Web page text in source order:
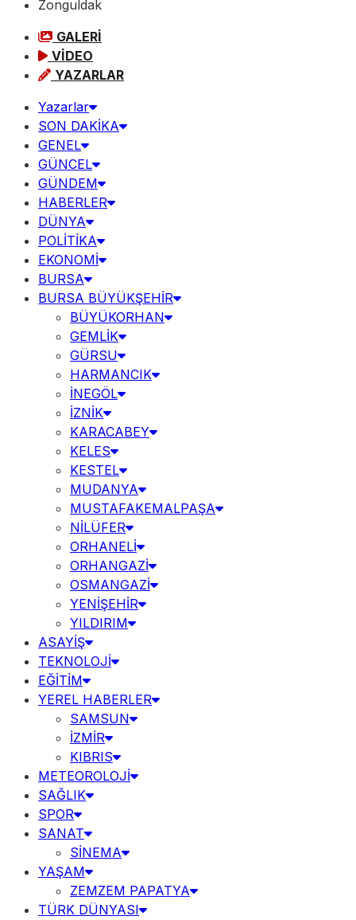
Zonguldak
GALERİ
VİDEO
YAZARLAR
Yazarlar
SON DAKİKA
GENEL
GÜNCEL
GÜNDEM
HABERLER
DÜNYA
POLİTİKA
EKONOMİ
BURSA
BURSA BÜYÜKŞEHİR
BÜYÜKORHAN
GEMLİK
GÜRSU
HARMANCIK
İNEGÖL
İZNİK
KARACABEY
KELES
KESTEL
MUDANYA
MUSTAFAKEMALPAŞA
NİLÜFER
ORHANELİ
ORHANGAZİ
OSMANGAZİ
YENİŞEHİR
YILDIRIM
ASAYİŞ
TEKNOLOJİ
EĞİTİM
YEREL HABERLER
SAMSUN
İZMİR
KIBRIS
METEOROLOJİ
SAĞLIK
SPOR
SANAT
SİNEMA
YAŞAM
ZEMZEM PAPATYA
TÜRK DÜNYASI